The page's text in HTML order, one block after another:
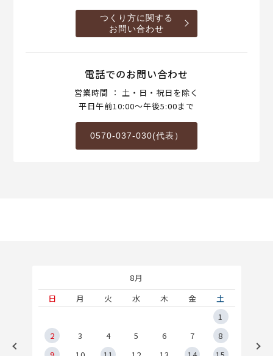
つくり方に関する
お問い合わせ
電話でのお問い合わせ
営業時間 ： 土・日・祝日を除く
平日午前10:00～午後5:00まで
0570-037-030(代表）
8月
日
月 火 水 木 金
土
1
2
3 4 5 6 7
8